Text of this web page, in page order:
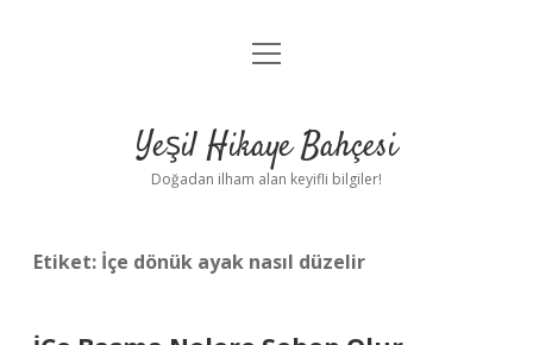
Anasayfa
Yasal Uyarı
menüyü
Yeşil Hikaye Bahçesi
Doğadan ilham alan keyifli bilgiler!
Etiket: İçe dönük ayak nasıl düzelir